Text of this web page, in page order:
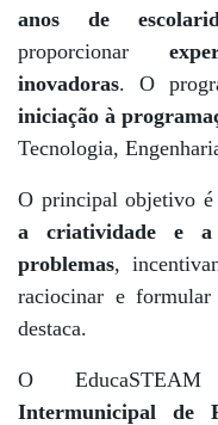
anos de
proporcionar
inovadoras. O
iniciação à
Tecnologia,
O principal objetivo
a criatividade e a
problemas,
raciocinar e formular
destaca.
O
Intermunicipal de